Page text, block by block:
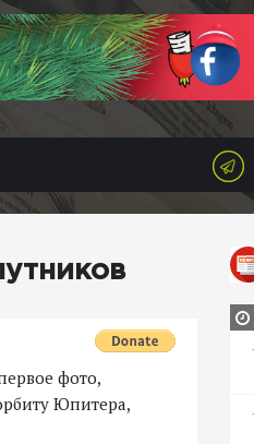
фото,
Юпитера,